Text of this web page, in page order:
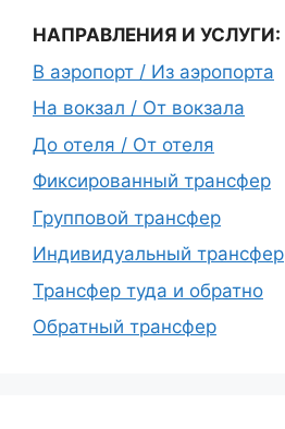
НАПРАВЛЕНИЯ И УСЛУГИ:
В аэропорт / Из аэропорта
На вокзал / От вокзала
До отеля / От отеля
Фиксированный трансфер
Групповой трансфер
Индивидуальный трансфер
Трансфер туда и обратно
Обратный трансфер